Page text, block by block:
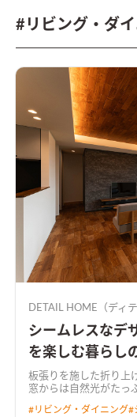
#リビング・ダ
DETAIL HOME（ディ
シームレスなデ
を楽しむ暮らし
板張りを施した折り上
窓からは自然光がたっ
#リビング・ダイニング#